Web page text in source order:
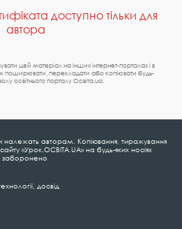
доступно тільки для
автора
цей матеріал на інших інтернет-порталах і в
поширювати, перекладати або копіювати будь-
освітнього порталу Освіта.ua.
належать авторам. Копіювання, тиражування
«Урок.ОСВІТА.UA» на будь-яких носіях
заборонено
досвід